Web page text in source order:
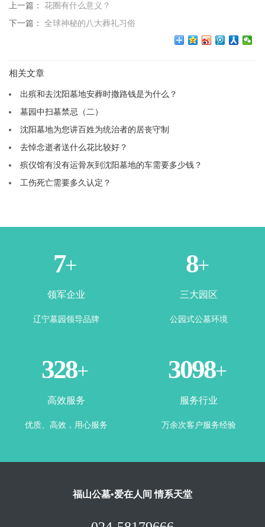
上一篇： 花圈有什么意义？
下一篇： 全球神秘的八大葬礼习俗
相关文章
出殡和去沈阳墓地安葬时撒路钱是为什么？
墓园中扫墓禁忌（二）
沈阳墓地为您讲百姓为统治者的居丧守制
去悼念逝者送什么花比较好？
殡仪馆有没有运骨灰到沈阳墓地的车需要多少钱？
工伤死亡需要多久认定？
2+
领军企业
辽宁墓园领导品牌
4+
三大园区
公园式公墓环境
360+
高效服务
优质、高效，用心服务
3443+
服务行业
万余次客户服务经验
福山公墓•爱在人间 情系天堂